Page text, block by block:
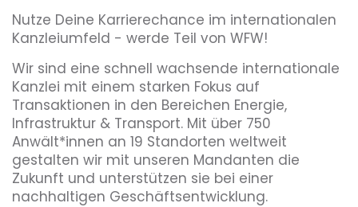
Nutze Deine Karrierechance im internationalen
Kanzleiumfeld - werde Teil von WFW!
Wir sind eine schnell wachsende internationale
Kanzlei mit einem starken Fokus auf
Transaktionen in den Bereichen Energie,
Infrastruktur & Transport. Mit über 750
Anwält*innen an 19 Standorten weltweit
gestalten wir mit unseren Mandanten die
Zukunft und unterstützen sie bei einer
nachhaltigen Geschäftsentwicklung.